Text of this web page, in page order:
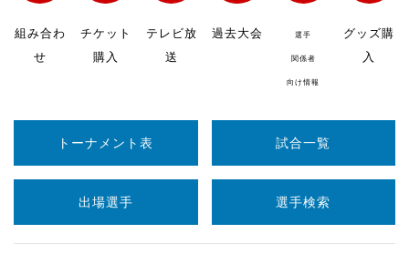
組み合わ
せ
チケット
購入
テレビ放
送
過去大会 選手
関係者
向け情報
グッズ購
入
トーナメント表 試合一覧
出場選手 選手検索